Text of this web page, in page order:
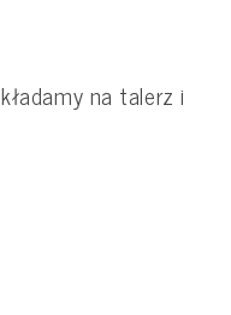
na talerz i